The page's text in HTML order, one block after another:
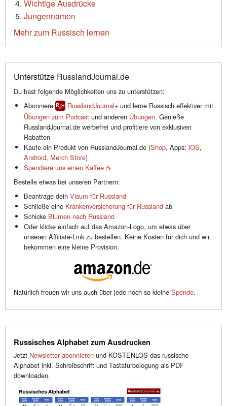
Wichtige Ausdrücke
Jungennamen
Mehr zum Russisch lernen
Unterstütze RusslandJournal.de
Du hast folgende Möglichkeiten uns zu unterstützen:
Abonniere
RusslandJournal+ und lerne Russisch effektiver mit
Übungen zum Podcast und anderen Übungen. Genieße
RusslandJournal.de werbefrei und profitiere von exklusiven
Rabatten
Kaufe ein Produkt von RusslandJournal.de (Shop, Apps: iOS,
Android, Merch Store)
Spendiere uns einen Kaffee ☕️
Bestelle etwas bei unseren Partnern:
Beantrage dein Visum für Russland
Schließe eine Krankenversicherung für Russland ab
Schicke Blumen nach Russland
Oder klicke einfach auf das Amazon-Logo, um etwas über
unseren Affiliate-Link zu bestellen. Keine Kosten für dich und wir
bekommen eine kleine Provision.
Natürlich freuen wir uns auch über jede noch so kleine Spende.
Russisches Alphabet zum Ausdrucken
Jetzt Newsletter abonnieren und KOSTENLOS das russische
Alphabet inkl. Schreibschrift und Tastaturbelegung als PDF
downloaden.